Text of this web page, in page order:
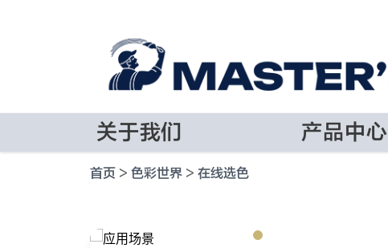
关于我们 产品中心
首页 > 色彩世界 > 在线选色